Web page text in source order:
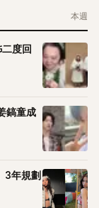
本週
二度回
鎬童成
3年規劃